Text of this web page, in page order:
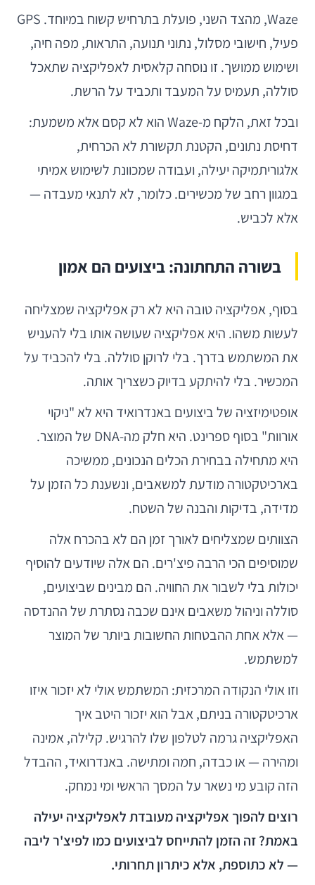
Waze, מהצד השני, פועלת בתרחיש קשוח במיוחד. GPS
פעיל, חישובי מסלול, נתוני תנועה, התראות, מפה חיה,
ושימוש ממושך. זו נוסחה קלאסית לאפליקציה שתאכל
סוללה, תעמיס על המעבד ותכביד על הרשת.
ובכל זאת, הלקח מ-Waze הוא לא קסם אלא משמעת:
דחיסת נתונים, הקטנת תקשורת לא הכרחית,
אלגוריתמיקה יעילה, ועבודה שמכוונת לשימוש אמיתי
במגוון רחב של מכשירים. כלומר, לא לתנאי מעבדה —
אלא לכביש.
בשורה התחתונה: ביצועים הם אמון
בסוף, אפליקציה טובה היא לא רק אפליקציה שמצליחה
לעשות משהו. היא אפליקציה שעושה אותו בלי להעניש
את המשתמש בדרך. בלי לרוקן סוללה. בלי להכביד על
המכשיר. בלי להיתקע בדיוק כשצריך אותה.
אופטימיזציה של ביצועים באנדרואיד היא לא "ניקוי
אורוות" בסוף ספרינט. היא חלק מה-DNA של המוצר.
היא מתחילה בבחירת הכלים הנכונים, ממשיכה
בארכיטקטורה מודעת למשאבים, ונשענת כל הזמן על
מדידה, בדיקות והבנה של השטח.
הצוותים שמצליחים לאורך זמן הם לא בהכרח אלה
שמוסיפים הכי הרבה פיצ'רים. הם אלה שיודעים להוסיף
יכולות בלי לשבור את החוויה. הם מבינים שביצועים,
סוללה וניהול משאבים אינם שכבה נסתרת של ההנדסה
— אלא אחת ההבטחות החשובות ביותר של המוצר
למשתמש.
וזו אולי הנקודה המרכזית: המשתמש אולי לא יזכור איזו
ארכיטקטורה בניתם, אבל הוא יזכור היטב איך
האפליקציה גרמה לטלפון שלו להרגיש. קלילה, אמינה
ומהירה — או כבדה, חמה ומתישה. באנדרואיד, ההבדל
הזה קובע מי נשאר על המסך הראשי ומי נמחק.
רוצים להפוך אפליקציה מעובדת לאפליקציה יעילה
באמת? זה הזמן להתייחס לביצועים כמו לפיצ'ר ליבה
— לא כתוספת, אלא כיתרון תחרותי.